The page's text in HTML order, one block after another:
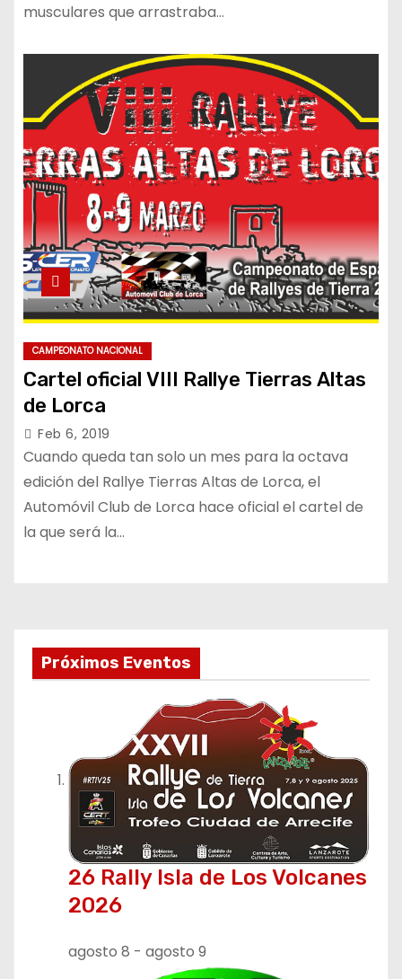
musculares que arrastraba…
CAMPEONATO NACIONAL
Cartel oficial VIII Rallye Tierras Altas
de Lorca
Feb 6, 2019
Cuando queda tan solo un mes para la octava
edición del Rallye Tierras Altas de Lorca, el
Automóvil Club de Lorca hace oficial el cartel de
la que será la…
Próximos Eventos
26 Rally Isla de Los Volcanes
2026
agosto 8 - agosto 9